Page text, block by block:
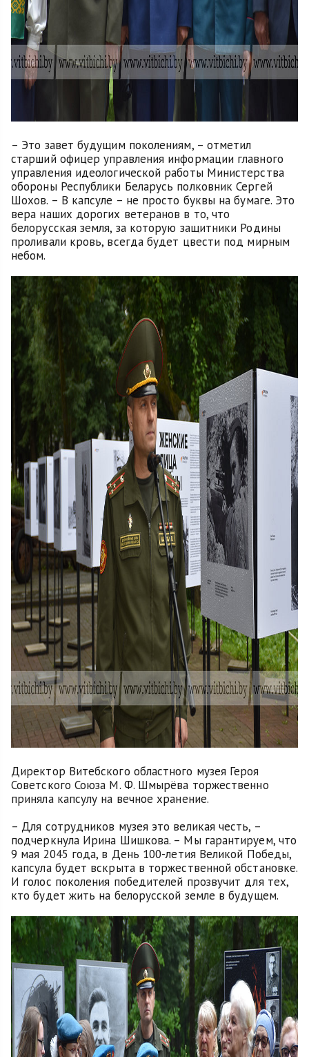
– Это завет будущим поколениям, – отметил
старший офицер управления информации главного
управления идеологической работы Министерства
обороны Республики Беларусь полковник Сергей
Шохов. – В капсуле – не просто буквы на бумаге. Это
вера наших дорогих ветеранов в то, что
белорусская земля, за которую защитники Родины
проливали кровь, всегда будет цвести под мирным
небом.
Директор Витебского областного музея Героя
Советского Союза М. Ф. Шмырёва торжественно
приняла капсулу на вечное хранение.
– Для сотрудников музея это великая честь, –
подчеркнула Ирина Шишкова. – Мы гарантируем, что
9 мая 2045 года, в День 100-летия Великой Победы,
капсула будет вскрыта в торжественной обстановке.
И голос поколения победителей прозвучит для тех,
кто будет жить на белорусской земле в будущем.